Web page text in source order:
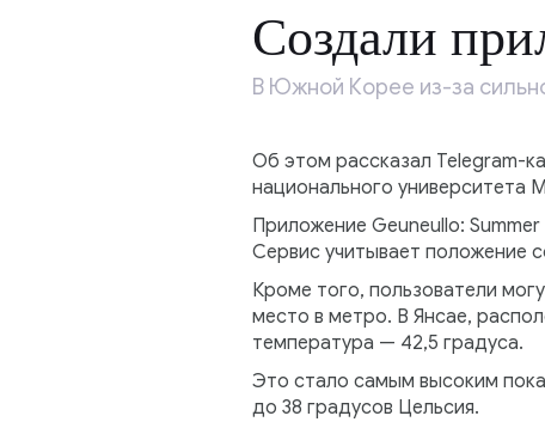
Создали
В Южной Корее из-за
Об этом рассказал Telegram-
национального университета
Приложение Geuneullo:
Сервис учитывает положение
Кроме того, пользователи
место в метро. В Янсае,
температура — 42,5 градуса.
Это стало самым высоким
до 38 градусов Цельсия.